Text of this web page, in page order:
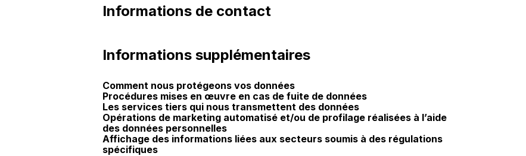
Informations de contact
Informations supplémentaires
Comment nous protégeons vos données
Procédures mises en œuvre en cas de fuite de données
Les services tiers qui nous transmettent des données
Opérations de marketing automatisé et/ou de profilage réalisées à l’aide
des données personnelles
Affichage des informations liées aux secteurs soumis à des régulations
spécifiques